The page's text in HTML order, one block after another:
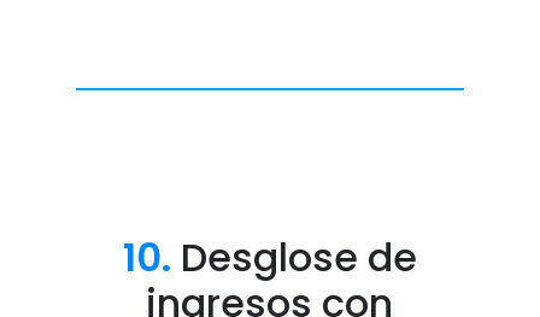
10. Desglose de
ingresos con